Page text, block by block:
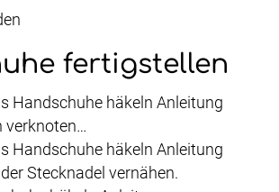
fertigstellen
verknoten…
Stecknadel vernähen.